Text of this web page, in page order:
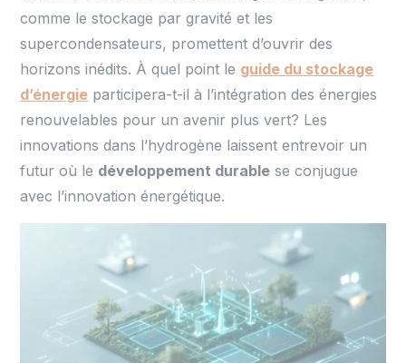
comme le stockage par gravité et les
supercondensateurs, promettent d’ouvrir des
horizons inédits. À quel point le guide du stockage
d’énergie participera-t-il à l’intégration des énergies
renouvelables pour un avenir plus vert? Les
innovations dans l’hydrogène laissent entrevoir un
futur où le développement durable se conjugue
avec l’innovation énergétique.